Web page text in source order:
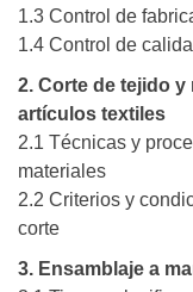
1.3 Control de
1.4 Control de
2. Corte de tejido
artículos textiles
2.1 Técnicas y
materiales
2.2 Criterios y
corte
3. Ensamblaje a